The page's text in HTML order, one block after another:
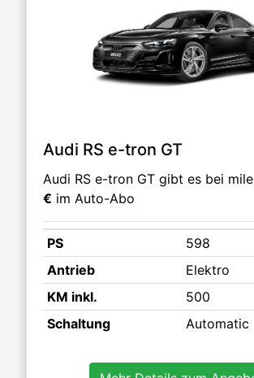
Audi RS e-tron GT
Audi RS e-tron GT gibt es bei
€ im Auto-Abo
PS
598
Antrieb
Elektro
KM inkl.
500
Schaltung
Automatic